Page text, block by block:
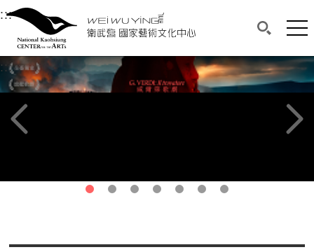
衛武營國家藝術文化中心
Main content area shows the content of each page.
:::Upper block, containing the links to the
衛武營國家藝術文化中心
:::Main content area shows the content of each
Previous page Next